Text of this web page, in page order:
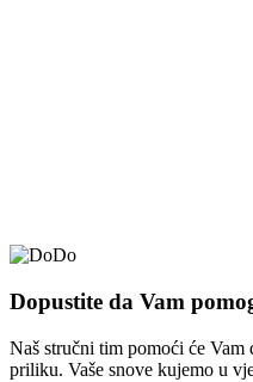
Dopustite da Vam
Naš stručni tim pomoći će Vam
priliku. Vaše snove kujemo u